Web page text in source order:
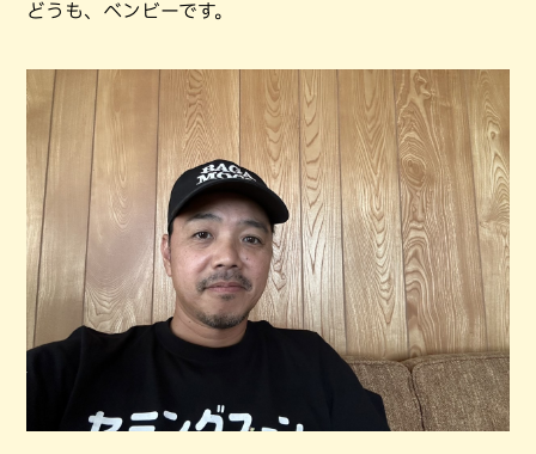
どうも、ベンビーです。